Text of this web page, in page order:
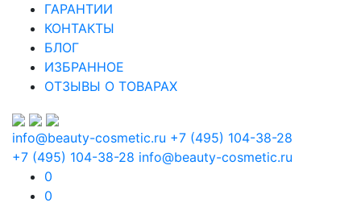
ГАРАНТИИ
КОНТАКТЫ
БЛОГ
ИЗБРАННОЕ
ОТЗЫВЫ О ТОВАРАХ
info@beauty-cosmetic.ru +7 (495) 104-38-28
+7 (495) 104-38-28 info@beauty-cosmetic.ru
0
0